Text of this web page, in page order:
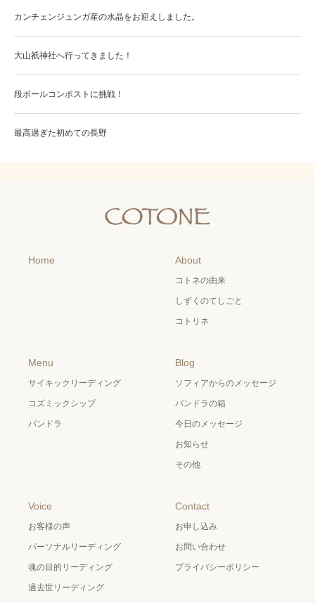
カンチェンジュンガ産の水晶をお迎えしました。
大山祇神社へ行ってきました！
段ボールコンポストに挑戦！
最高過ぎた初めての長野
Home About
コトネの由来
しずくのてしごと
コトリネ
Menu
サイキックリーディング
コズミックシップ
パンドラ
Blog
ソフィアからのメッセージ
パンドラの箱
今日のメッセージ
お知らせ
その他
Voice
お客様の声
パーソナルリーディング
魂の目的リーディング
過去世リーディング
Contact
お申し込み
お問い合わせ
プライバシーポリシー